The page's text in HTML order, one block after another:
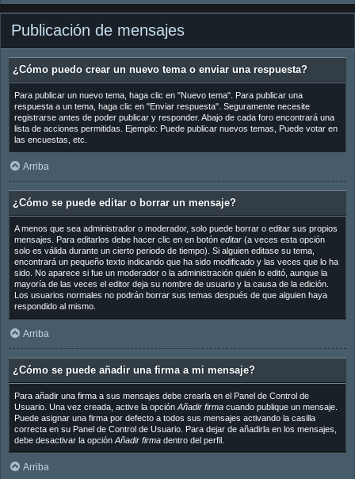
Publicación de mensajes
¿Cómo puedo crear un nuevo tema o enviar una respuesta?
Para publicar un nuevo tema, haga clic en "Nuevo tema". Para publicar una
respuesta a un tema, haga clic en "Enviar respuesta". Seguramente necesite
registrarse antes de poder publicar y responder. Abajo de cada foro encontrará una
lista de acciones permitidas. Ejemplo: Puede publicar nuevos temas, Puede votar en
las encuestas, etc.
Arriba
¿Cómo se puede editar o borrar un mensaje?
A menos que sea administrador o moderador, solo puede borrar o editar sus propios
mensajes. Para editarlos debe hacer clic en en botón editar(a veces esta opción
solo es válida durante un cierto periodo de tiempo). Si alguien editase su tema,
encontrará un pequeño texto indicando que ha sido modificado y las veces que lo ha
sido. No aparece si fue un moderador o la administración quién lo editó, aunque la
mayoría de las veces el editor deja su nombre de usuario y la causa de la edición.
Los usuarios normales no podrán borrar sus temas después de que alguien haya
respondido al mismo.
Arriba
¿Cómo se puede añadir una firma a mi mensaje?
Para añadir una firma a sus mensajes debe crearla en el Panel de Control de
Usuario. Una vez creada, active la opción Añadir firmacuando publique un mensaje.
Puede asignar una firma por defecto a todos sus mensajes activando la casilla
correcta en su Panel de Control de Usuario. Para dejar de añadirla en los mensajes,
debe desactivar la opción Añadir firmadentro del perfil.
Arriba